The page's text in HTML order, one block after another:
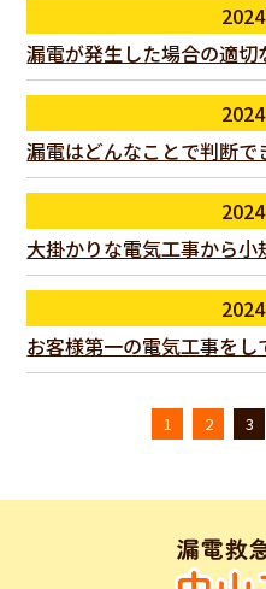
漏電が発生した場合の適切
漏電はどんなことで判断で
お客様第一の電気工事をし
1 2 3